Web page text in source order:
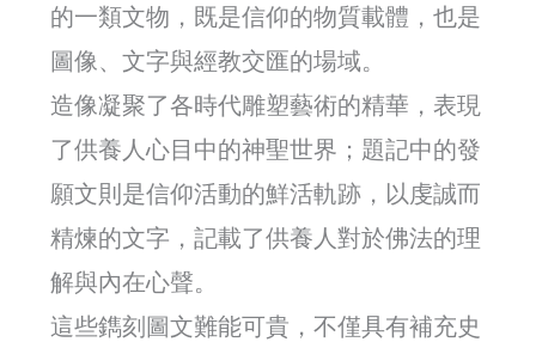
的一類文物，既是信仰的物質載體，也是
圖像、文字與經教交匯的場域。
造像凝聚了各時代雕塑藝術的精華，表現
了供養人心目中的神聖世界；題記中的發
願文則是信仰活動的鮮活軌跡，以虔誠而
精煉的文字，記載了供養人對於佛法的理
解與內在心聲。
這些鐫刻圖文難能可貴，不僅具有補充史